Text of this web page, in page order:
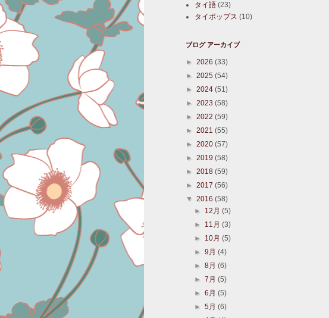
タイ語 (23)
タイポップス (10)
ブログ アーカイブ
► 2026 (33)
► 2025 (54)
► 2024 (51)
► 2023 (58)
► 2022 (59)
► 2021 (55)
► 2020 (57)
► 2019 (58)
► 2018 (59)
► 2017 (56)
▼ 2016 (58)
► 12月(5)
► 11月(3)
► 10月(5)
►9月(4)
►8月(6)
►7月(5)
►6月(5)
►5月(6)